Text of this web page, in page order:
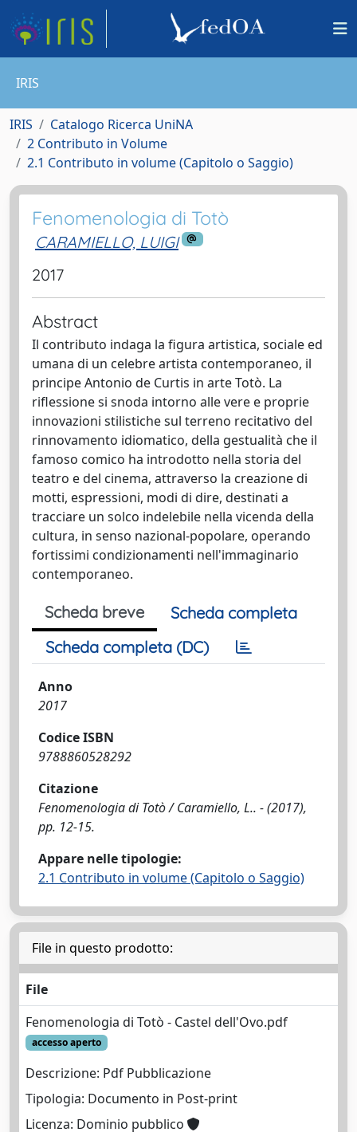
IRIS
IRIS
Catalogo Ricerca UniNA
2 Contributo in Volume
2.1 Contributo in volume (Capitolo o Saggio)
Fenomenologia di Totò
CARAMIELLO, LUIGI
2017
Abstract
Il contributo indaga la figura artistica, sociale ed
umana di un celebre artista contemporaneo, il
principe Antonio de Curtis in arte Totò. La
riflessione si snoda intorno alle vere e proprie
innovazioni stilistiche sul terreno recitativo del
rinnovamento idiomatico, della gestualità che il
famoso comico ha introdotto nella storia del
teatro e del cinema, attraverso la creazione di
motti, espressioni, modi di dire, destinati a
tracciare un solco indelebile nella vicenda della
cultura, in senso nazional-popolare, operando
fortissimi condizionamenti nell'immaginario
contemporaneo.
Scheda breve
Scheda completa
Scheda completa (DC)
Anno
2017
Codice ISBN
9788860528292
Citazione
Fenomenologia di Totò / Caramiello, L.. - (2017),
pp. 12-15.
Appare nelle tipologie:
2.1 Contributo in volume (Capitolo o Saggio)
File in questo prodotto:
File
Fenomenologia di Totò - Castel dell'Ovo.pdf
accesso aperto
Descrizione: Pdf Pubblicazione
Tipologia: Documento in Post-print
Licenza: Dominio pubblico